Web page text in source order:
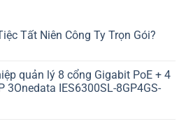
Tất Niên Công Ty Trọn Gói?
quản lý 8 cổng Gigabit PoE + 4
3Onedata IES6300SL-8GP4GS-